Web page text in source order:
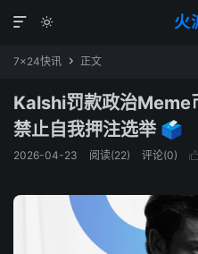
火


7×24快讯  正文
Kalshi罚款政治Meme
禁止自我押注选举 🗳️
2026-04-23 阅读(22) 评论(0)